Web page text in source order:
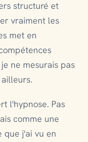
structuré et
vraiment les
met en
ne mesurais pas
l'hypnose. Pas
comme une
que j'ai vu en